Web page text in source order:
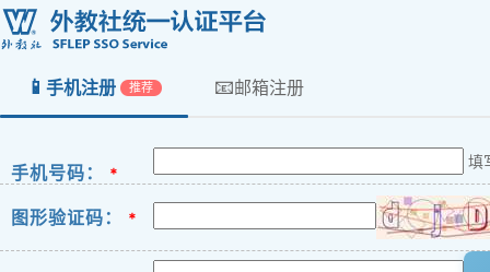
📱 手机注册 推荐 📧邮箱注册
手机号码： *
填
图形验证码： *